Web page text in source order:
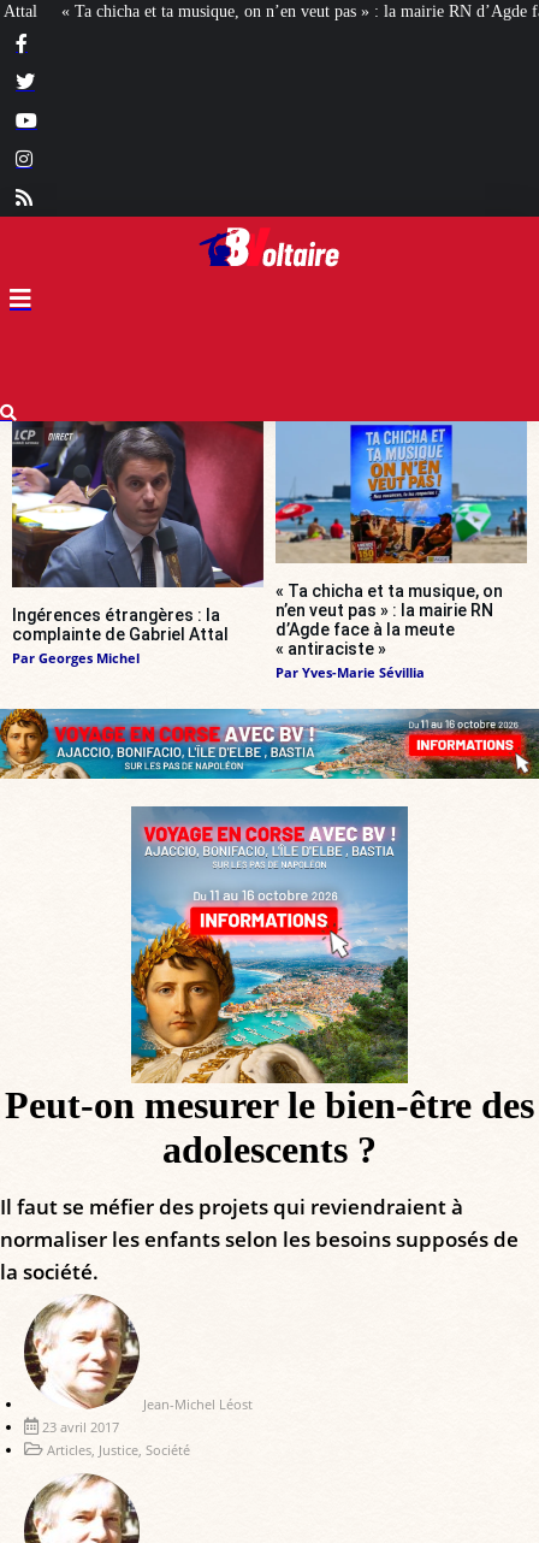
n’en veut pas » : la mairie RN d’Agde face à la meute « antiraciste » La
Ingérences étrangères : la
complainte de Gabriel Attal
Par Georges Michel
« Ta chicha et ta musique, on
n’en veut pas » : la mairie RN
d’Agde face à la meute
« antiraciste »
Par Yves-Marie Sévillia
Peut-on mesurer le bien-être des
adolescents ?
Il faut se méfier des projets qui reviendraient à
normaliser les enfants selon les besoins supposés de
la société.
Jean-Michel Léost
23 avril 2017
Articles, Justice, Société